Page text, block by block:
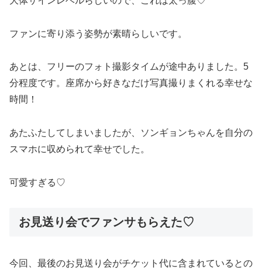
ファンに寄り添う姿勢が素晴らしいです。
あとは、フリーのフォト撮影タイムが途中ありました。5
分程度です。座席から好きなだけ写真撮りまくれる幸せな
時間！
あたふたしてしまいましたが、ソンギョンちゃんを自分の
スマホに収められて幸せでした。
可愛すぎる♡
お見送り会でファンサもらえた♡
今回、最後のお見送り会がチケット代に含まれているとの